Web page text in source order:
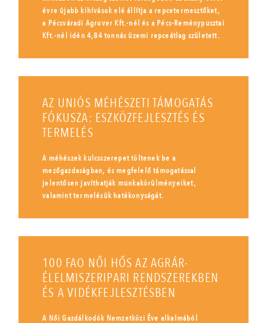
évre újabb kihívások elé állítja a repcetermesztőket,
a Pécsváradi Agrover Kft.-nél és a Pécs-Reménypusztai
Kft.-nél idén 4,84 tonnás üzemi repceátlag született.
AZ UNIÓS MÉHÉSZETI TÁMOGATÁS
FÓKUSZA: ESZKÖZFEJLESZTÉS ÉS
TERMELÉS
A méhészek kulcsszerepet töltenek be a
mezőgazdaságban, és megfelelő támogatással
jelentősen javíthatják munkakörülményeiket,
valamint termelésük hatékonyságát.
100 FAO NŐI HŐS AZ AGRÁR-
ÉLELMISZERIPARI RENDSZEREKBEN
ÉS A VIDÉKFEJLESZTÉSBEN
A Női Gazdálkodók Nemzetközi Éve alkalmából